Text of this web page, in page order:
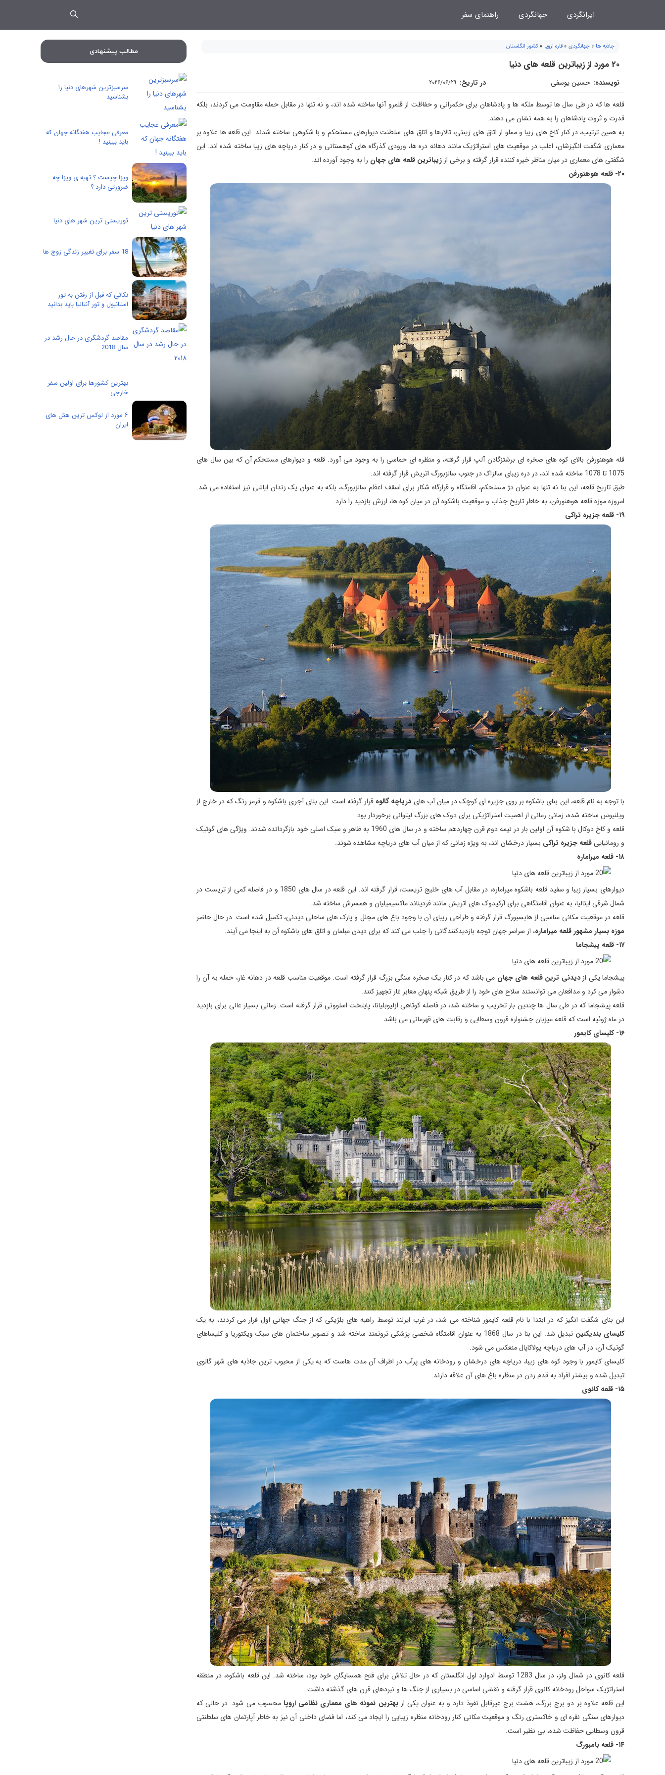
ایرانگردی جهانگردی راهنمای سفر
جاذبه ها » جهانگردی » قاره اروپا » کشور انگلستان
20 مورد از زیباترین قلعه های دنیا
نویسنده: حسین یوسفی در تاریخ: 2026/06/29
قلعه ها که در طی سال ها توسط ملکه ها و پادشاهان برای حکمرانی و حفاظت از قلمرو آنها ساخته شده اند، و نه تنها در مقابل حمله مقاومت می کردند، بلکه
قدرت و ثروت پادشاهان را به همه نشان می دهند.
به همین ترتیب، در کنار کاخ های زیبا و مملو از اتاق های زینتی، تالارها و اتاق های سلطنت دیوارهای مستحکم و با شکوهی ساخته شدند. این قلعه ها علاوه بر
معماری شگفت انگیزشان، اغلب در موقعیت های استراتژیک مانند دهانه دره ها، ورودی گذرگاه های کوهستانی و در کنار دریاچه های زیبا ساخته شده اند. این
شگفتی های معماری در میان مناظر خیره کننده قرار گرفته و برخی از زیباترین قلعه های جهان را به وجود آورده اند.
۲۰- قلعه هوهنورفن
قله هوهنورفن بالای کوه های صخره ای برشتزگادن آلپ قرار گرفته، و منظره ای حماسی را به وجود می آورد. قلعه و دیوارهای مستحکم آن که بین سال های
1075 تا 1078 ساخته شده اند، در دره زیبای سالزاک در جنوب سالزبورگ اتریش قرار گرفته اند.
طبق تاریخ قلعه، این بنا نه تنها به عنوان دژ مستحکم، اقامتگاه و قرارگاه شکار برای اسقف اعظم سالزبورگ، بلکه به عنوان یک زندان ایالتی نیز استفاده می شد.
امروزه موزه قلعه هوهنورفن، به خاطر تاریخ جذاب و موقعیت باشکوه آن در میان کوه ها، ارزش بازدید را دارد.
۱۹- قلعه جزیره تراکی
با توجه به نام قلعه، این بنای باشکوه بر روی جزیره ای کوچک در میان آب های دریاچه گالوه قرار گرفته است. این بنای آجری باشکوه و قرمز رنگ که در خارج از
ویلنیوس ساخته شده، زمانی زمانی از اهمیت استراتژیکی برای دوک های بزرگ لیتوانی برخوردار بود.
قلعه و کاخ دوکال با شکوه آن اولین بار در نیمه دوم قرن چهاردهم ساخته و در سال های 1960 به ظاهر و سبک اصلی خود بازگردانده شدند. ویژگی های گوتیک
و رومانیاییقلعه جزیره تراکی بسیار درخشان اند، به ویژه زمانی که از میان آب های دریاچه مشاهده شوند.
۱۸- قلعه میراماره
دیوارهای بسیار زیبا و سفید قلعه باشکوه میراماره، در مقابل آب های خلیج تریست، قرار گرفته اند. این قلعه در سال های 1850 و در فاصله کمی از تریست در
شمال شرقی ایتالیا، به عنوان اقامتگاهی برای آرکیدوک های اتریش مانند فردیناند ماکسیمیلیان و همسرش ساخته شد.
قلعه در موقعیت مکانی مناسبی از هابسبورگ قرار گرفته و طراحی زیبای آن با وجود باغ های مجلل و پارک های ساحلی دیدنی، تکمیل شده است. در حال حاضر
موزه بسیار مشهور قلعه میراماره، از سراسر جهان توجه بازدیدکنندگانی را جلب می کند که برای دیدن مبلمان و اتاق های باشکوه آن به اینجا می آیند.
۱۷- قلعه پیشجاما
پیشجاما یکی ازدیدنی ترین قلعه های جهان می باشد که در کنار یک صخره سنگی بزرگ قرار گرفته است. موقعیت مناسب قلعه در دهانه غار، حمله به آن را
دشوار می کرد و مدافعان می توانستند سلاح های خود را از طریق شبکه پنهان معابر غار تجهیز کنند.
قلعه پیشجاما که در طی سال ها چندین بار تخریب و ساخته شد، در فاصله کوتاهی ازلیوبلیانا، پایتخت اسلوونی قرار گرفته است. زمانی بسیار عالی برای بازدید
در ماه ژوئیه است که قلعه میزبان جشنواره قرون وسطایی و رقابت های قهرمانی می باشد.
۱۶- کلیسای کایمور
این بنای شگفت انگیز که در ابتدا با نام قلعه کایمور شناخته می شد، در غرب ایرلند توسط راهبه های بلژیکی که از جنگ جهانی اول فرار می کردند، به یک
کلیسای بندیکتین
تبدیل شد. این بنا در سال 1868 به عنوان اقامتگاه شخصی پزشکی ثروتمند ساخته شد و تصویر ساختمان های سبک ویکتوریا و کلیساهای
گوتیک آن، در آب های دریاچه پولاکاپال منعکس می شود.
کلیسای کایمور با وجود کوه های زیبا، دریاچه های درخشان و رودخانه های پرآب در اطراف آن مدت هاست که به یکی از محبوب ترین جاذبه های شهر گالوی
تبدیل شده و بیشتر افراد به قدم زدن در منظره باغ های آن علاقه دارند.
۱۵- قلعه کانوی
قلعه کانوی در شمال ولز، در سال 1283 توسط ادوارد اول انگلستان که در حال تلاش برای فتح همسایگان خود بود، ساخته شد. این قلعه باشکوه، در منطقه
استراتژیک سواحل رودخانه کانوی قرار گرفته و نقشی اساسی در بسیاری از جنگ ها و نبردهای قرن های گذشته داشت.
این قلعه علاوه بر دو برج بزرگ، هشت برج غیرقابل نفوذ دارد و به عنوان یکی ازبهترین نمونه های معماری نظامی اروپا محسوب می شود. در حالی که
دیوارهای سنگی نقره ای و خاکستری رنگ و موقعیت مکانی کنار رودخانه منظره زیبایی را ایجاد می کند، اما فضای داخلی آن نیز به خاطر آپارتمان های سلطنتی
قرون وسطایی حفاظت شده، بی نظیر است.
۱۴- قلعه بامبورگ
مطالب پیشنهادی
سرسبزترین شهرهای دنیا را
بشناسید
معرفی عجایب هفتگانه جهان که
باید ببینید !
ویزا چیست ؟ تهیه ی ویزا چه
ضرورتی دارد ؟
توریستی ترین شهر های دنیا
18 سفر برای تغییر زندگی زوج ها
نکاتی که قبل از رفتن به تور
استانبول و تور آنتالیا باید بدانید
مقاصد گردشگری در حال رشد در
سال 2018
بهترین کشورها برای اولین سفر
خارجی
۶ مورد از لوکس ترین هتل های
ایران